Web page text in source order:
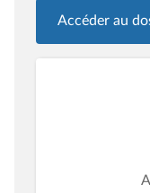
Accéder au